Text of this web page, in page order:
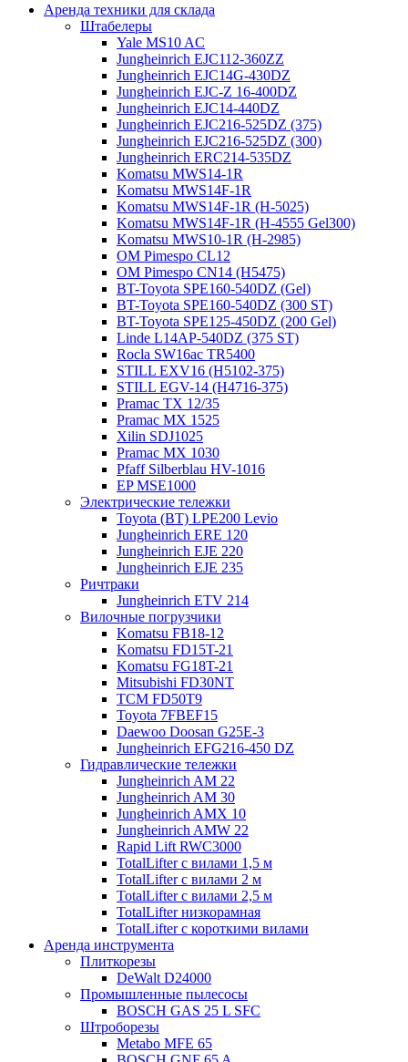
Аренда техники для склада
Штабелеры
Yale MS10 AC
Jungheinrich EJC112-360ZZ
Jungheinrich EJC14G-430DZ
Jungheinrich EJC-Z 16-400DZ
Jungheinrich EJC14-440DZ
Jungheinrich EJC216-525DZ (375)
Jungheinrich EJC216-525DZ (300)
Jungheinrich ERC214-535DZ
Komatsu MWS14-1R
Komatsu MWS14F-1R
Komatsu MWS14F-1R (H-5025)
Komatsu MWS14F-1R (H-4555 Gel300)
Komatsu MWS10-1R (Н-2985)
OM Pimespo CL12
OM Pimespo CN14 (Н5475)
BT-Toyota SPE160-540DZ (Gel)
BT-Toyota SPE160-540DZ (300 ST)
BT-Toyota SPE125-450DZ (200 Gel)
Linde L14AP-540DZ (375 ST)
Rocla SW16ac TR5400
STILL EXV16 (H5102-375)
STILL EGV-14 (H4716-375)
Pramac TX 12/35
Pramac MX 1525
Xilin SDJ1025
Pramac MX 1030
Pfaff Silberblau HV-1016
EP MSE1000
Электрические тележки
Toyota (BT) LPE200 Levio
Jungheinrich ERE 120
Jungheinrich EJE 220
Jungheinrich EJE 235
Ричтраки
Jungheinrich ETV 214
Вилочные погрузчики
Komatsu FB18-12
Komatsu FD15T-21
Komatsu FG18T-21
Mitsubishi FD30NT
TCM FD50T9
Toyota 7FBEF15
Daewoo Doosan G25E-3
Jungheinrich EFG216-450 DZ
Гидравлические тележки
Jungheinrich AM 22
Jungheinrich AM 30
Jungheinrich AMX 10
Jungheinrich AMW 22
Rapid Lift RWC3000
TotalLifter с вилами 1,5 м
TotalLifter с вилами 2 м
TotalLifter с вилами 2,5 м
TotalLifter низкорамная
TotalLifter с короткими вилами
Аренда инструмента
Плиткорезы
DeWalt D24000
Промышленные пылесосы
BOSCH GAS 25 L SFC
Штроборезы
Metabo MFE 65